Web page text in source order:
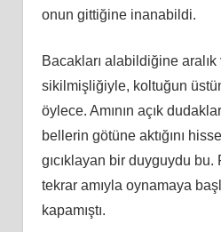
onun gittiğine inanabildi.
Bacakları alabildiğine
sikilmişliğiyle, koltuğun
öylece. Amının açık
bellerin götüne aktığını
gıcıklayan bir duyguydu bu.
tekrar amıyla oynamaya
kapamıştı.